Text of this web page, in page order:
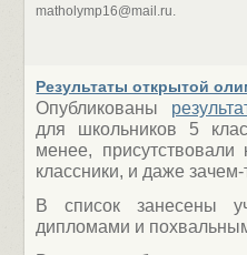
matholymp16@mail.ru.
Результаты открытой
Опубликованы
для школьников 5
менее, присутствовали
классники, и даже
В список занесены
дипломами и